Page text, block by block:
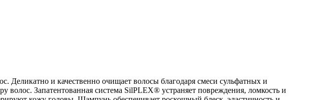
и качественно очищает волосы благодаря смеси сульфатных и
Запатентованная система SilPLEX® устраняет повреждения, ломкость и